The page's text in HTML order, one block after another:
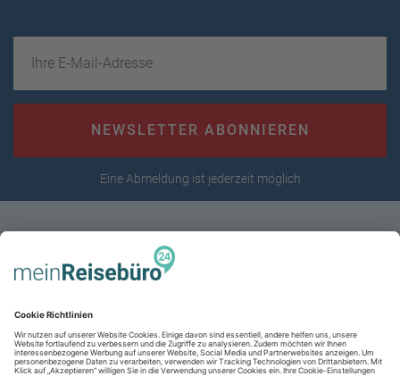
NEWSLETTER ABONNIEREN
Eine Abmeldung ist jederzeit möglich
RECHTLICHES
Datenschutz
Impressum
SERVICE
Unsere Partner